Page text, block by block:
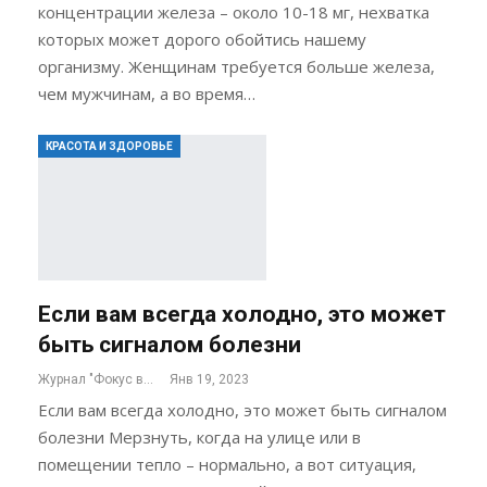
концентрации железа – около 10-18 мг, нехватка
которых может дорого обойтись нашему
организму. Женщинам требуется больше железа,
чем мужчинам, а во время…
КРАСОТА И ЗДОРОВЬЕ
Если вам всегда холодно, это может
быть сигналом болезни
Журнал "Фокус внимания" Янв 19, 2023
Если вам всегда холодно, это может быть сигналом
болезни Мерзнуть, когда на улице или в
помещении тепло – нормально, а вот ситуация,